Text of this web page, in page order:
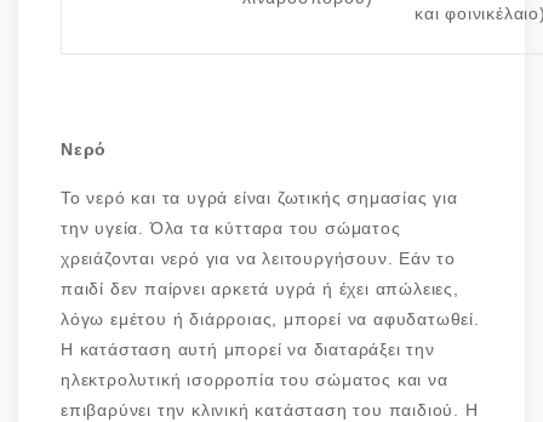
και
Νερό
Το νερό και τα υγρά είναι ζωτικής σημασίας για
την υγεία. Όλα τα κύτταρα του σώματος
χρειάζονται νερό για να λειτουργήσουν. Εάν το
παιδί δεν παίρνει αρκετά υγρά ή έχει απώλειες,
λόγω εμέτου ή διάρροιας, μπορεί να αφυδατωθεί.
Η κατάσταση αυτή μπορεί να διαταράξει την
ηλεκτρολυτική ισορροπία του σώματος και να
επιβαρύνει την κλινική κατάσταση του παιδιού. Η